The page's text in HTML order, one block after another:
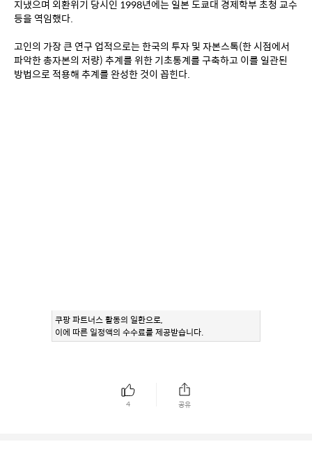
지냈으며 외환위기 당시인 1998년에는 일본 도쿄대 경제학부 초청 교수
등을 역임했다.
고인의 가장 큰 연구 업적으로는 한국의 투자 및 자본스톡(한 시점에서
파악한 총자본의 저량) 추계를 위한 기초통계를 구축하고 이를 일관된
방법으로 적용해 추계를 완성한 것이 꼽힌다.
쿠팡 파트너스 활동의 일환으로,
이에 따른 일정액의 수수료를 제공받습니다.
4 공유